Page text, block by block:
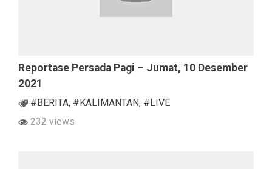
Reportase Persada Pagi – Jumat, 10 Desember
2021
#BERITA, #KALIMANTAN, #LIVE
232 views